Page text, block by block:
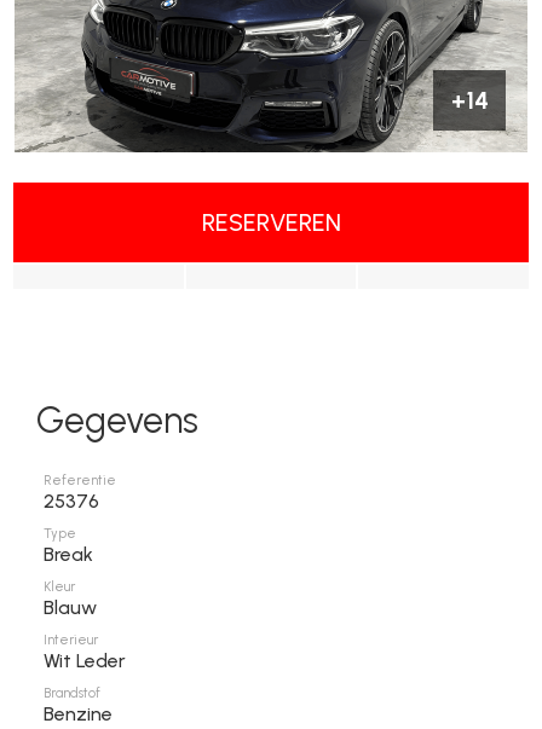
+14
RESERVEREN
Gegevens
Referentie
25376
Type
Break
Kleur
Blauw
Interieur
Wit Leder
Brandstof
Benzine